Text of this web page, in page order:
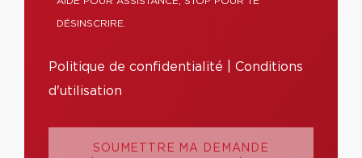
DÉSINSCRIRE.
Politique de confidentialité
Conditions
d'utilisation
SOUMETTRE MA DEMANDE